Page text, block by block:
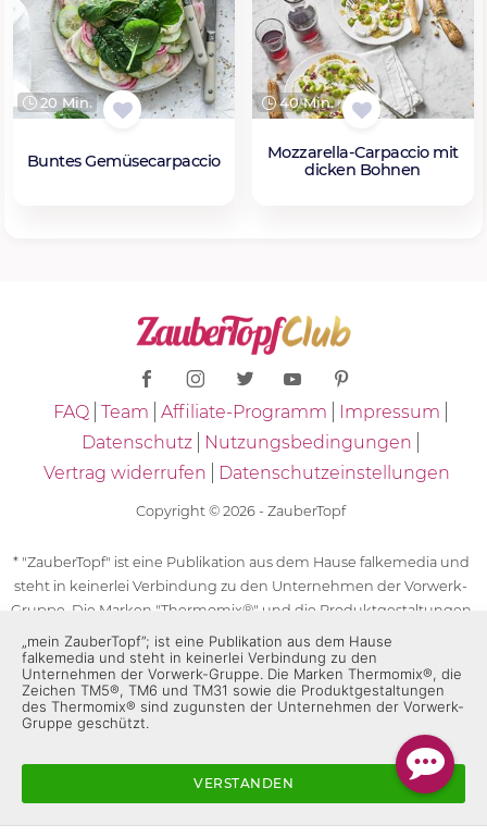
20 Min.
Buntes Gemüsecarpaccio
40 Min.
Mozzarella-Carpaccio mit
dicken Bohnen
FAQ Team Affiliate-Programm
Impressum
Datenschutz
Nutzungsbedingungen
Vertrag widerrufen
Datenschutzeinstellungen
Copyright © 2026 - ZauberTopf
* "ZauberTopf" ist eine Publikation aus dem Hause falkemedia und
steht in keinerlei Verbindung zu den Unternehmen der Vorwerk-
Gruppe. Die Marken "Thermomix®" und die Produktgestaltungen
des "Thermomix®" sind eingetragene Marken der Unternehmen
der Vorwerk-Gruppe. Die Marken Thermomix®, die Zeichen TM5®,
TM6 und TM31 sowie die Produktgestaltungen des Thermomix®
sind zugunsten der Unternehmen der Vorwerk-Gruppe
geschützt. Für die Rezeptangaben in "ZauberTopf" ist
„mein ZauberTopf”; ist eine Publikation aus dem Hause
falkemedia und steht in keinerlei Verbindung zu den
Unternehmen der Vorwerk-Gruppe. Die Marken Thermomix®, die
Zeichen TM5®, TM6 und TM31 sowie die Produktgestaltungen
des Thermomix® sind zugunsten der Unternehmen der Vorwerk-
Gruppe geschützt.
VERSTANDEN